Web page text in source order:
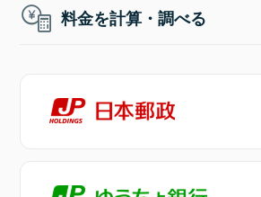
料金を計算・調べる